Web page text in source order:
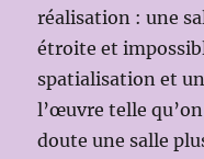
réalisation : une
étroite et
spatialisation et
l’œuvre telle
doute une salle